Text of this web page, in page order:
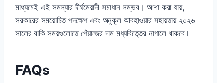
মাধ্যমেই এই সমস্যার দীর্ঘমেয়াদী সমাধান সম্ভব। আশা করা যায়,
সরকারের সময়োচিত পদক্ষেপ এবং অনুকূল আবহাওয়ার সহায়তায় ২০২৬
সালের বাকি সময়গুলোতে পেঁয়াজের দাম মধ্যবিত্তের নাগালে থাকবে।
FAQs